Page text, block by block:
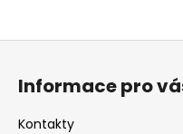
Z
Informace pro
Kontakty